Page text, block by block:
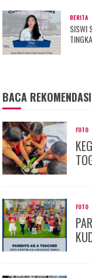
BERITA
SISWI
BACA
FOTO
FOTO